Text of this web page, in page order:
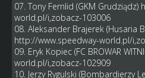
07. Tony Fernlid (GKM Grudziądz)
world.pl/i,zobacz-103006
08. Aleksander Brajerek (Husaria
http://www.speedway-world.pl/
09. Eryk Kopiec (FC BROWAR
world.pl/i,zobacz-102909
10. Jerzy Rygulski (Bombardierzy